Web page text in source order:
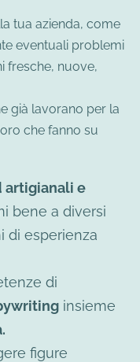
tua azienda, come
eventuali problemi
fresche, nuove,
già lavorano per la
che fanno su
artigianali e
bene a diversi
di esperienza
di
insieme
figure